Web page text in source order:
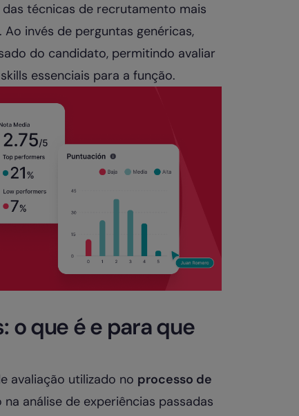
técnicas de recrutamento mais
invés de perguntas genéricas,
do candidato, permitindo avaliar
essenciais para a função.
o que é e para que
avaliação utilizado no processo de
na análise de experiências passadas